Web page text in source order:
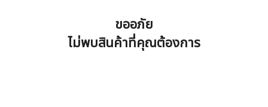
ขออภัย
ไม่พบสินค้าที่คุณต้องการ